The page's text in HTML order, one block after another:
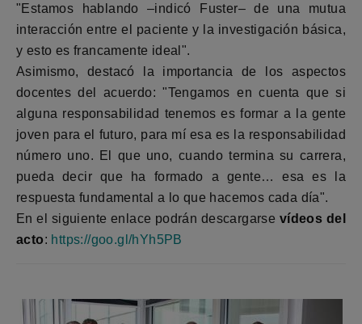
"Estamos hablando –indicó Fuster– de una mutua
interacción entre el paciente y la investigación básica,
y esto es francamente ideal".
Asimismo, destacó la importancia de los aspectos
docentes del acuerdo: "Tengamos en cuenta que si
alguna responsabilidad tenemos es formar a la gente
joven para el futuro, para mí esa es la responsabilidad
número uno. El que uno, cuando termina su carrera,
pueda decir que ha formado a gente… esa es la
respuesta fundamental a lo que hacemos cada día".
En el siguiente enlace podrán descargarse vídeos del
acto: https://goo.gl/hYh5PB